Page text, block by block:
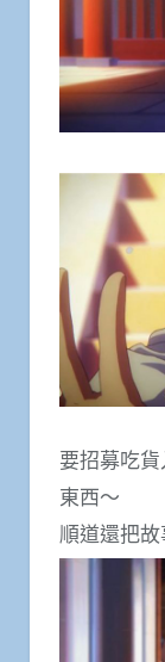
要招募吃
東西～
順道還把